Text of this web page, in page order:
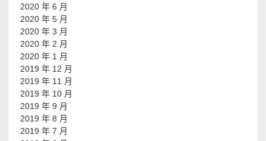
2020 年 6 月
2020 年 5 月
2020 年 3 月
2020 年 2 月
2020 年 1 月
2019 年 12 月
2019 年 11 月
2019 年 10 月
2019 年 9 月
2019 年 8 月
2019 年 7 月